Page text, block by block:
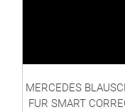
MERCEDES
FUR SMART